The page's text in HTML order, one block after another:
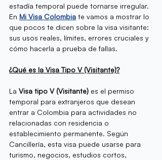
estadía temporal puede tornarse irregular.
En Mi Visa Colombia te vamos a mostrar lo
que pocos te dicen sobre la visa visitante:
sus usos reales, límites, errores cruciales y
cómo hacerla a prueba de fallas.
¿Qué es la Visa Tipo V (Visitante)?
La Visa tipo V (Visitante) es el permiso
temporal para extranjeros que desean
entrar a Colombia para actividades no
relacionadas con residencia o
establecimiento permanente. Según
Cancillería, esta visa puede usarse para
turismo, negocios, estudios cortos,